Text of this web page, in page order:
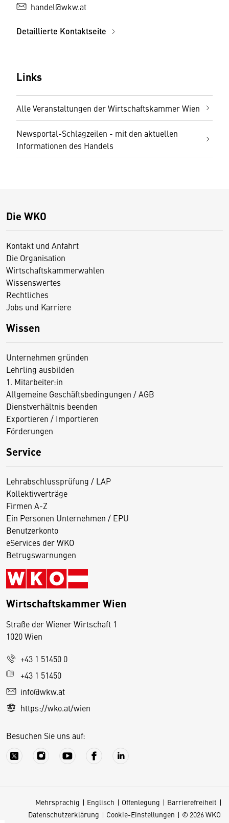
handel@wkw.at
Detaillierte Kontaktseite
Links
Alle Veranstaltungen der Wirtschaftskammer Wien
Newsportal-Schlagzeilen - mit den aktuellen
Informationen des Handels
Die WKO
Kontakt und Anfahrt
Die Organisation
Wirtschaftskammerwahlen
Wissenswertes
Rechtliches
Jobs und Karriere
Wissen
Unternehmen gründen
Lehrling ausbilden
1. Mitarbeiter:in
Allgemeine Geschäftsbedingungen / AGB
Dienstverhältnis beenden
Exportieren / Importieren
Förderungen
Service
Lehrabschlussprüfung / LAP
Kollektivverträge
Firmen A-Z
Ein Personen Unternehmen / EPU
Benutzerkonto
eServices der WKO
Betrugswarnungen
Wirtschaftskammer Wien
Straße der Wiener Wirtschaft 1
1020 Wien
+43 1 51450 0
+43 1 51450
info@wkw.at
https://wko.at/wien
Besuchen Sie uns auf:
Mehrsprachig Englisch Offenlegung
Barrierefreiheit
Datenschutzerklärung
Cookie-Einstellungen © 2026 WKO
D
e
s
S
e